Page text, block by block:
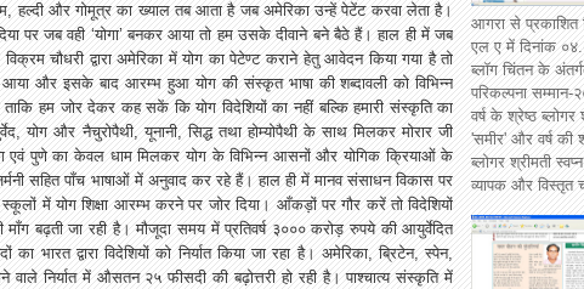
,हल्दी और गोमूत्र का ख्याल तब आता है जब अमेरिका उन्हें पेटेंट करवा लेता है।
पर जब वही‘योगा’बनकर आया तो हम उसके दीवाने बने बैठे हैं। हाल ही में जब
विक्रम चौधरी द्वारा अमेरिका में योग का पेटेण्ट कराने हेतु आवेदन किया गया है तो
आया और इसके बाद आरम्भ हुआ योग की संस्कृत भाषा की शब्दावली को विभिन्न
ताकि हम जोर देकर कह सकें कि योग विदेशियों का नहीं बल्कि हमारी संस्कृति का
,योग और नैचुरोपैथी,यूनानी,सिद्ध तथा होम्योपैथी के साथ मिलकर मोरार जी
एवं पुणे का केवल धाम मिलकर योग के विभिन्न आसनों और योगिक क्रियाओं के
सहित पाँच भाषाओं में अनुवाद कर रहे हैं। हाल ही में मानव संसाधन विकास पर
स्कूलों में योग शिक्षा आरम्भ करने पर जोर दिया। आँकड़ों पर गौर करें तो विदेशियों
माँग बढ़ती जा रही है। मौजूदा समय में प्रतिवर्ष ३००० करोड़ रुपये की आयुर्वेदित
का भारत द्वारा विदेशियों को निर्यात किया जा रहा है। अमेरिका,ब्रिटेन,स्पेन,
वाले निर्यात में औसतन २५ फीसदी की बढ़ोत्तरी हो रही है। पाश्चात्य संस्कृति में
आगरा से प्रकाशित
एल ए में दिनांक
ब्लॉग चिंतन के
परिकल्पना सम्मान-
वर्ष के श्रेष्ठ
'समीर' और वर्ष की
ब्लोगर श्रीमती
व्यापक और विस्तृत